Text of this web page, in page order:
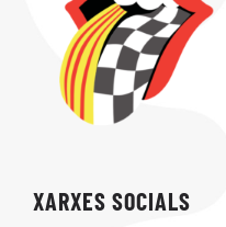
XARXES SOCIALS